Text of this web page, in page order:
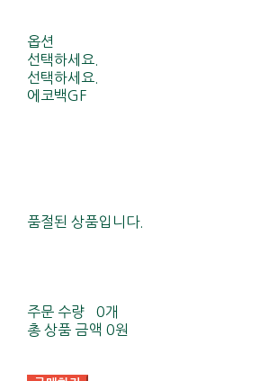
옵션
선택하세요.
선택하세요.
에코백GF
품절된 상품입니다.
주문 수량
0개
총 상품 금액 0원